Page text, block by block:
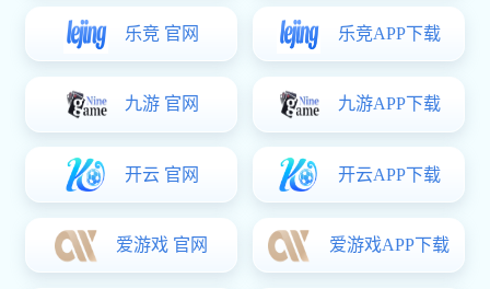
帧数据系统 DFA
一套基于协议模板配置的帧数据快速解析、查看和分析
的数据分析软件系统
当前位置：亿万28 帧数据系统 DFA